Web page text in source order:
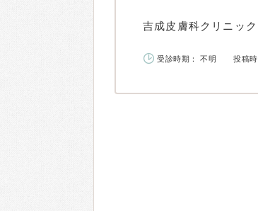
吉成皮膚科クリニッ
受診時期： 不明 投稿